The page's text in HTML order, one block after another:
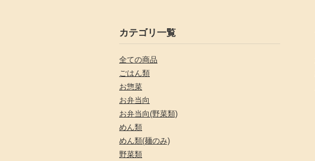
カテゴリ一覧
全ての商品
ごはん類
お惣菜
お弁当向
お弁当向(野菜類)
めん類
めん類(麺のみ)
野菜類